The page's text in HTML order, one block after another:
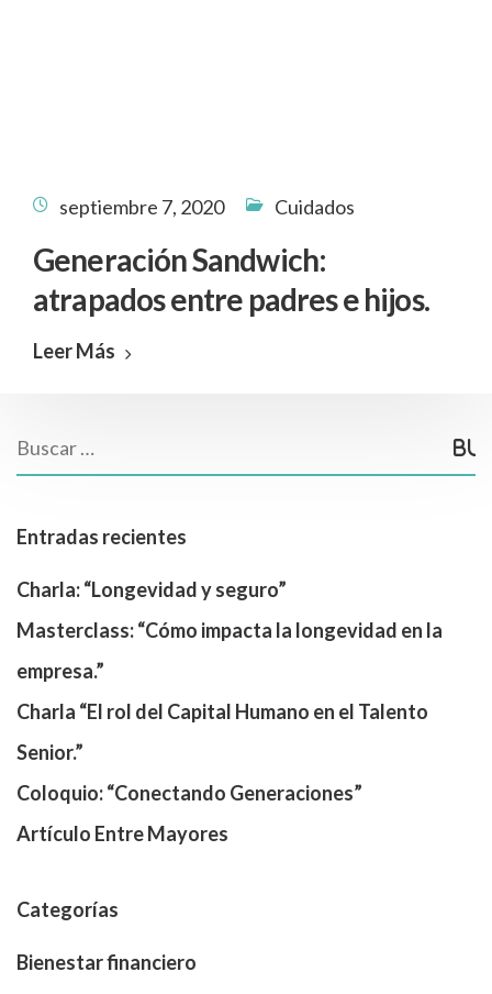
septiembre 7, 2020 Cuidados
Generación Sandwich:
atrapados entre padres e hijos.
Leer Más
Entradas recientes
Charla: “Longevidad y seguro”
Masterclass: “Cómo impacta la longevidad en la
empresa.”
Charla “El rol del Capital Humano en el Talento
Senior.”
Coloquio: “Conectando Generaciones”
Artículo Entre Mayores
Categorías
Bienestar financiero